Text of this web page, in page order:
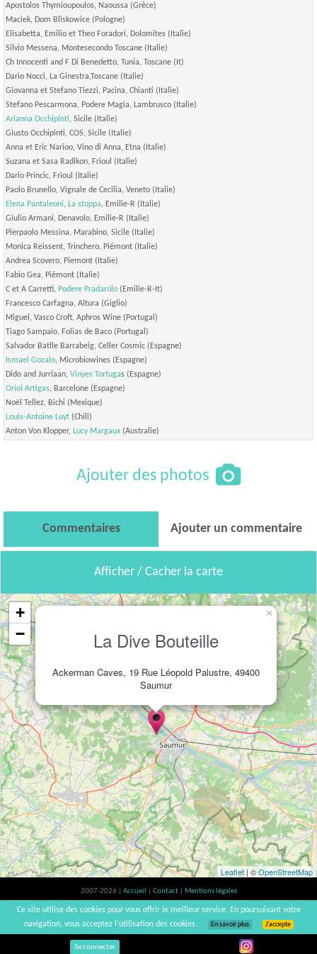
Apostolos Thymioupoulos, Naoussa (Grèce)
Maciek, Dom Bliskowice (Pologne)
Elisabetta, Emilio et Theo Foradori, Dolomites (Italie)
Silvio Messena, Montesecondo Toscane (Italie)
Ch Innocenti and F Di Benedetto, Tunia, Toscane (It)
Dario Nocci, La Ginestra,Toscane (Italie)
Giovanna et Stefano Tiezzi, Pacina, Chianti (Italie)
Stefano Pescarmona, Podere Magia, Lambrusco (Italie)
Arianna Occhipinti, Sicile (Italie)
Giusto Occhipinti, COS, Sicile (Italie)
Anna et Eric Narioo, Vino di Anna, Etna (Italie)
Suzana et Sasa Radikon, Frioul (Italie)
Dario Princic, Frioul (Italie)
Paolo Brunello, Vignale de Cecilia, Veneto (Italie)
Elena Pantaleoni, La stoppa, Emilie-R (Italie)
Giulio Armani, Denavolo, Emilie-R (Italie)
Pierpaolo Messina, Marabino, Sicile (Italie)
Monica Reissent, Trinchero, Piémont (Italie)
Andrea Scovero, Piemont (Italie)
Fabio Gea, Piémont (Italie)
C et A Carretti, Podere Pradarolo (Emilie-R-It)
Francesco Carfagna, Altura (Giglio)
Miguel, Vasco Croft, Aphros Wine (Portugal)
Tiago Sampaio, Folias de Baco (Portugal)
Salvador Batlle Barrabeig, Celler Cosmic (Espagne)
Ismael Gozalo, Microbiowines (Espagne)
Dido and Jurriaan, Vinyes Tortugas (Espagne)
Oriol Artigas, Barcelone (Espagne)
Noël Tellez, Bichi (Mexique)
Louis-Antoine Luyt (Chili)
Anton Von Klopper, Lucy Margaux (Australie)
Ajouter des photos
Commentaires Ajouter un commentaire
Afficher / Cacher la carte
La Dive Bouteille
Ackerman Caves, 19 Rue Léopold Palustre, 49400
Saumur
×
+
−
Leaflet| ©OpenStreetMap
2007-2026 | Accueil Contact
Mentions légales
L'abus d'alcool est dangereux pour la santé, à consommer avec modération. |
vinsnaturels | v3.12
Se connecter
Ce site utilise des cookies pour vous offrir le meilleur service. En poursuivant votre
navigation, vous acceptez l’utilisation des cookies.
En savoir plus J’accepte